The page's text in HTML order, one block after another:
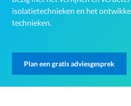
isolatietechnieken en het
technieken.
Plan een gratis adviesgesprek